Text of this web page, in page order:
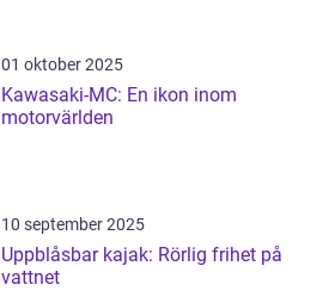
01 oktober 2025
Kawasaki-MC: En ikon inom
motorvärlden
10 september 2025
Uppblåsbar kajak: Rörlig frihet på
vattnet